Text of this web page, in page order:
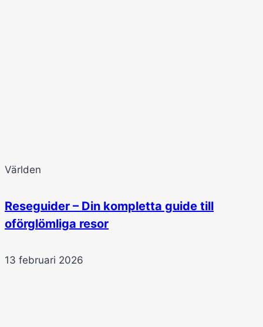
Världen
Reseguider – Din kompletta guide till
oförglömliga resor
13 februari 2026